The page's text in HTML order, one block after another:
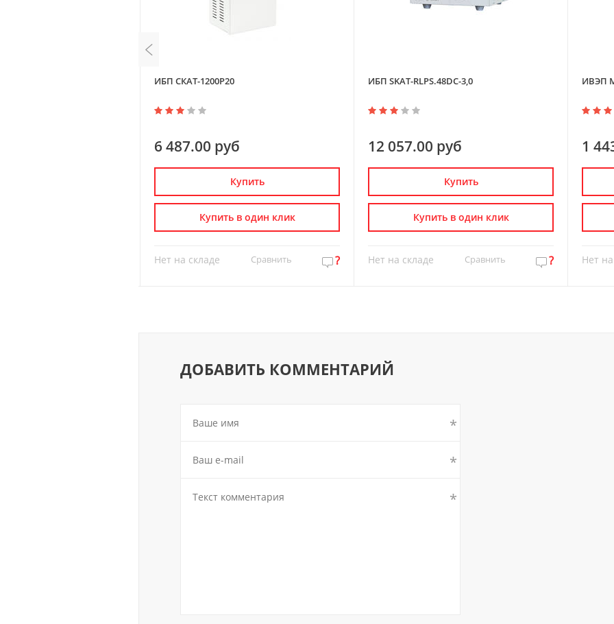
ИБП СКАТ-1200Р20
6 487.00 руб
Купить
Нет на складе Сравнить ?
Купить в один клик
ИБП SKAT-RLPS.48DC-3,0
12 057.00 руб
Купить
Нет на складе Сравнить ?
Купить в один клик
ИВЭП
1
Нет
ДОБАВИТЬ КОММЕНТАРИЙ